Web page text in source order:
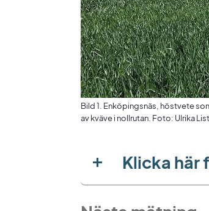
Bild 1. Enköpingsnäs, höstvete
av kväve i nollrutan. Foto: Ulrika
Klicka